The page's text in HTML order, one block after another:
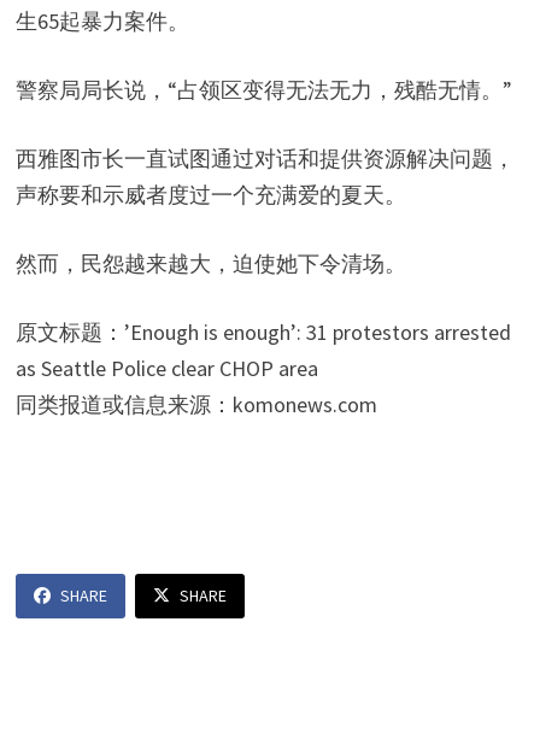
生65起暴力案件。
警察局局长说，“占领区变得无法无力，残酷无情。”
西雅图市长一直试图通过对话和提供资源解决问题，
声称要和示威者度过一个充满爱的夏天。
然而，民怨越来越大，迫使她下令清场。
原文标题：’Enough is enough’: 31 protestors arrested
as Seattle Police clear CHOP area
同类报道或信息来源：komonews.com
SHARE SHARE